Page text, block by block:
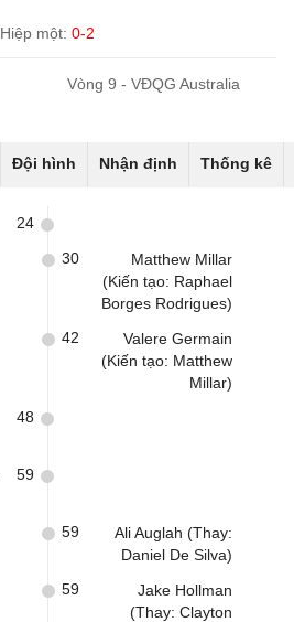
Hiệp một: 0-2
Vòng 9 - VĐQG Australia
Đội hình Nhận định Thống kê
24
Matthew Millar
(Kiến tạo: Raphael
Borges Rodrigues)
30
Valere Germain
(Kiến tạo: Matthew
Millar)
42
48
59
Ali Auglah (Thay:
Daniel De Silva)
59
Jake Hollman
(Thay: Clayton
59